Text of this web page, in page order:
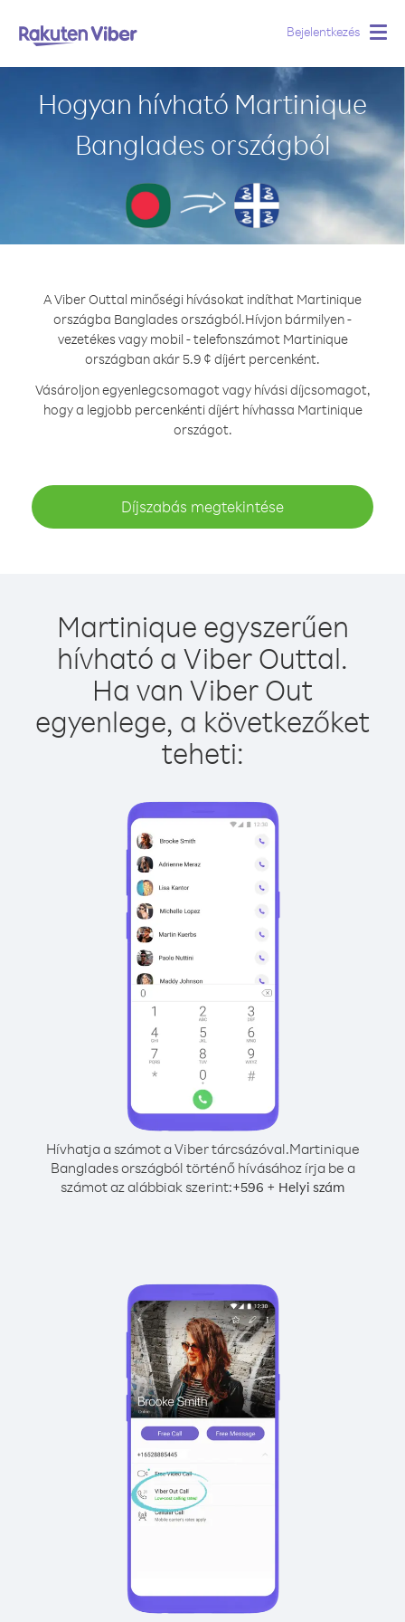
Bejelentkezés
Hogyan hívható Martinique
Banglades országból
A Viber Outtal minőségi hívásokat indíthat Martinique
országba Banglades országból.Hívjon bármilyen -
vezetékes vagy mobil - telefonszámot Martinique
országban akár 5.9 ¢ díjért percenként.
Vásároljon egyenlegcsomagot vagy hívási díjcsomagot,
hogy a legjobb percenkénti díjért hívhassa Martinique
országot.
Díjszabás megtekintése
Martinique egyszerűen
hívható a Viber Outtal.
Ha van Viber Out
egyenlege, a következőket
teheti:
Hívhatja a számot a Viber tárcsázóval.Martinique
Banglades országból történő hívásához írja be a
számot az alábbiak szerint:+596 + Helyi szám